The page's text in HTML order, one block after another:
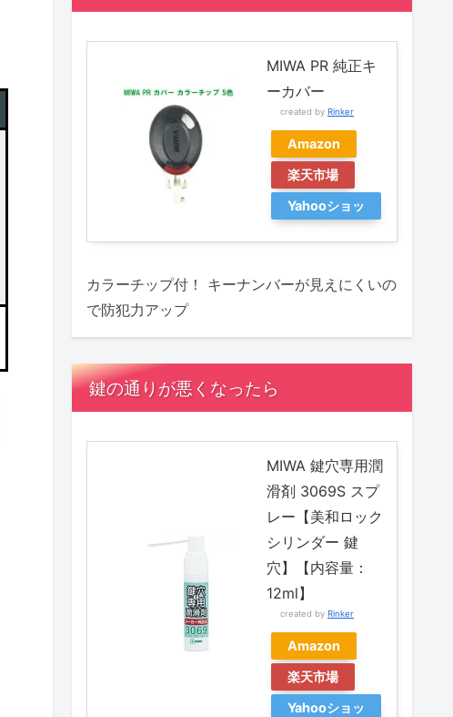
MIWA PR 純正キ
ーカバー
created by Rinker
Amazon
楽天市場
Yahooショッ
カラーチップ付！ キーナンバーが見えにくいの
で防犯力アップ
鍵の通りが悪くなったら
MIWA 鍵穴専用潤
滑剤 3069S スプ
レー【美和ロック
シリンダー 鍵
穴】【内容量：
12ml】
created by Rinker
Amazon
楽天市場
Yahooショッ